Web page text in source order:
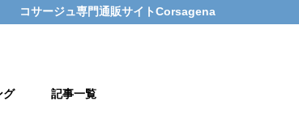
コサージュ専門通販サイトCorsagena
グ 記事一覧